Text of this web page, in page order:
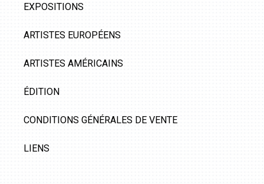
EXPOSITIONS
ARTISTES EUROPÉENS
ARTISTES AMÉRICAINS
ÉDITION
CONDITIONS GÉNÉRALES DE VENTE
LIENS